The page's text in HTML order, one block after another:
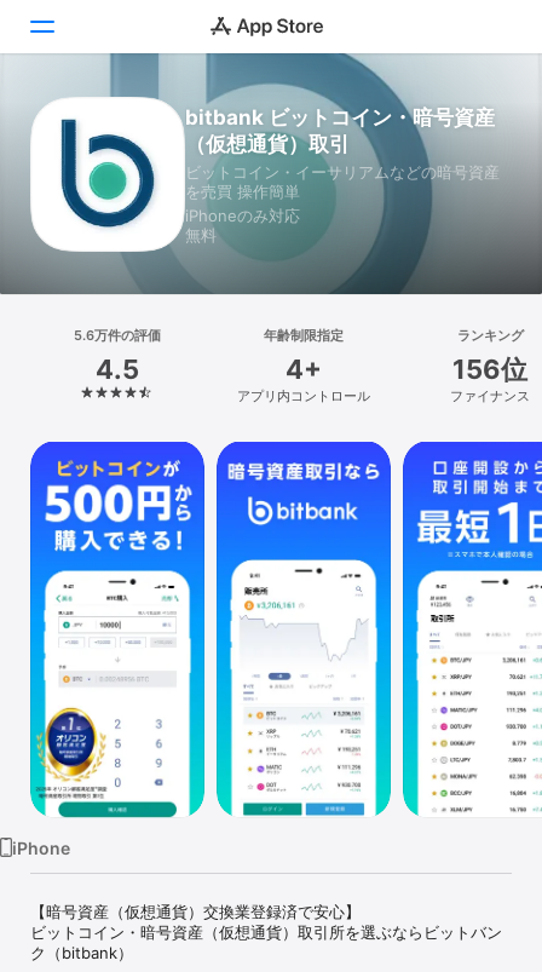
Today
ゲーム
アプリ
検索
プラットフォーム
iPhone
iPad
Mac
Vision
Watch
TV
bitbank ビットコイン・暗号資産
（仮想通貨）取引
ビットコイン・イーサリアムなどの暗号資産
を売買 操作簡単
iPhoneのみ対応
無料
5.6万件の評価
4.5
年齢制限指定
4+
アプリ内コントロール
ランキング
156位
ファイナンス
iPhone
【暗号資産（仮想通貨）交換業登録済で安心】
ビットコイン・暗号資産（仮想通貨）取引所を選ぶならビットバン
ク（bitbank）